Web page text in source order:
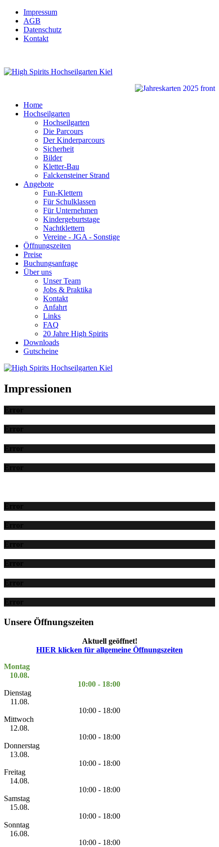
Impressum
AGB
Datenschutz
Kontakt
Home
Hochseilgarten
Hochseilgarten
Die Parcours
Der Kinderparcours
Sicherheit
Bilder
Kletter-Bau
Falckensteiner Strand
Angebote
Fun-Klettern
Für Schulklassen
Für Unternehmen
Kindergeburtstage
Nachtklettern
Vereine - JGA - Sonstige
Öffnungszeiten
Preise
Buchungsanfrage
Über uns
Unser Team
Jobs & Praktika
Kontakt
Anfahrt
Links
FAQ
20 Jahre High Spirits
Downloads
Gutscheine
Impressionen
Error
Error
Error
Error
Error
Error
Error
Error
Error
Error
Unsere Öffnungszeiten
Aktuell geöffnet!
HIER klicken für allgemeine Öffnungszeiten
Montag
10.08.
10:00 - 18:00
Dienstag
11.08.
10:00 - 18:00
Mittwoch
12.08.
10:00 - 18:00
Donnerstag
13.08.
10:00 - 18:00
Freitag
14.08.
10:00 - 18:00
Samstag
15.08.
10:00 - 18:00
Sonntag
16.08.
10:00 - 18:00